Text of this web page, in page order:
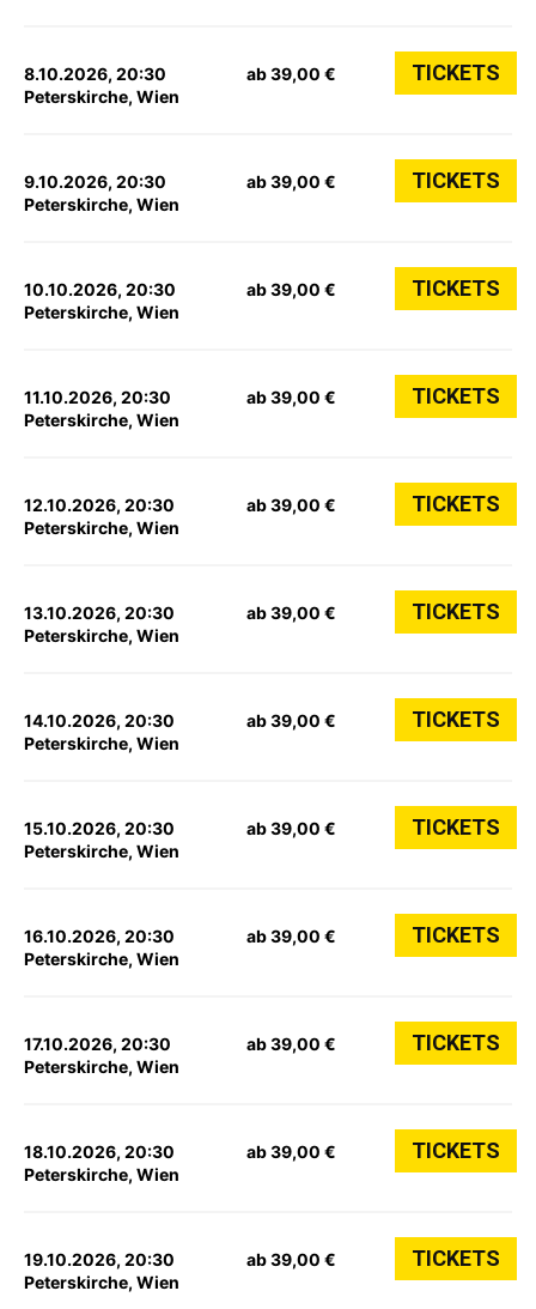
8.10.2026, 20:30
Peterskirche, Wien
ab 39,00 € TICKETS
9.10.2026, 20:30
Peterskirche, Wien
ab 39,00 € TICKETS
10.10.2026, 20:30
Peterskirche, Wien
ab 39,00 € TICKETS
11.10.2026, 20:30
Peterskirche, Wien
ab 39,00 € TICKETS
12.10.2026, 20:30
Peterskirche, Wien
ab 39,00 € TICKETS
13.10.2026, 20:30
Peterskirche, Wien
ab 39,00 € TICKETS
14.10.2026, 20:30
Peterskirche, Wien
ab 39,00 € TICKETS
15.10.2026, 20:30
Peterskirche, Wien
ab 39,00 € TICKETS
16.10.2026, 20:30
Peterskirche, Wien
ab 39,00 € TICKETS
17.10.2026, 20:30
Peterskirche, Wien
ab 39,00 € TICKETS
18.10.2026, 20:30
Peterskirche, Wien
ab 39,00 € TICKETS
19.10.2026, 20:30
Peterskirche, Wien
ab 39,00 € TICKETS